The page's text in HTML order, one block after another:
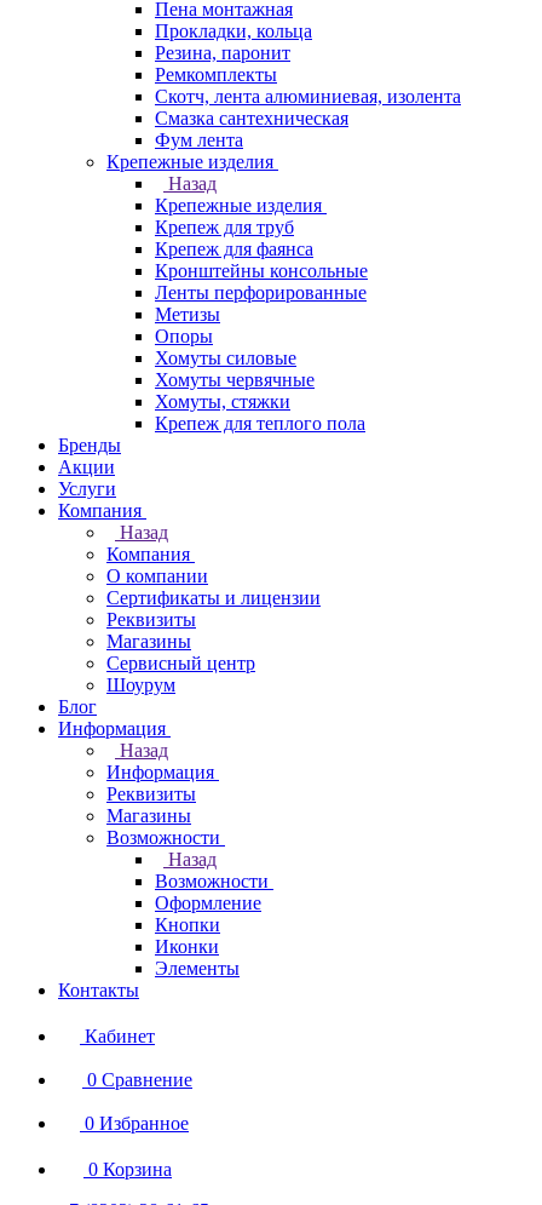
Пена монтажная
Прокладки, кольца
Резина, паронит
Ремкомплекты
Скотч, лента алюминиевая, изолента
Смазка сантехническая
Фум лента
Крепежные изделия
Назад
Крепежные изделия
Крепеж для труб
Крепеж для фаянса
Кронштейны консольные
Ленты перфорированные
Метизы
Опоры
Хомуты силовые
Хомуты червячные
Хомуты, стяжки
Крепеж для теплого пола
Бренды
Акции
Услуги
Компания
Назад
Компания
О компании
Сертификаты и лицензии
Реквизиты
Магазины
Сервисный центр
Шоурум
Блог
Информация
Назад
Информация
Реквизиты
Магазины
Возможности
Назад
Возможности
Оформление
Кнопки
Иконки
Элементы
Контакты
Кабинет
0 Сравнение
0 Избранное
0 Корзина